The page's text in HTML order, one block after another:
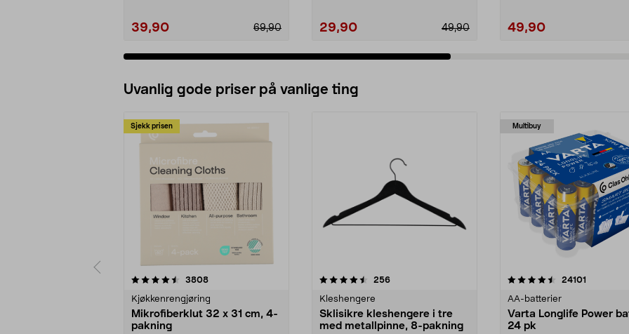
39,90 69,90 29,90 49,90 49,90
Uvanlig gode priser på vanlige ting
Sjekk prisen
3808anmeldelser
Kjøkkenrengjøring
Mikrofiberklut 32 x 31 cm, 4-
pakning
4.5av 5 stjerner 256anmeldelser
Kleshengere
Sklisikre kleshengere i tre
med metallpinne, 8-pakning
Multibuy
4.5av 5 stjerner 24101
AA-batterier
Varta Longlife Power
24 pk
4.5av 5 stjerner